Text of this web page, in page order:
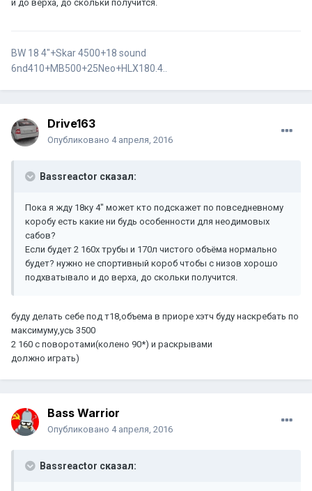
и до верха, до скольки получится.
BW 18 4"+Skar 4500+18 sound
6nd410+MB500+25Neo+HLX180.4..
Drive163
Опубликовано 4 апреля, 2016
Bassreactor сказал:
Пока я жду 18ку 4" может кто подскажет по повседневному
коробу есть какие ни будь особенности для неодимовых
сабов?
Если будет 2 160х трубы и 170л чистого объёма нормально
будет? нужно не спортивный короб чтобы с низов хорошо
подхватывало и до верха, до скольки получится.
буду делать себе под т18,объема в приоре хэтч буду наскребать по
максимуму,усь 3500
2 160 с поворотами(колено 90*) и раскрывами
должно играть)
Bass Warrior
Опубликовано 4 апреля, 2016
Bassreactor сказал: